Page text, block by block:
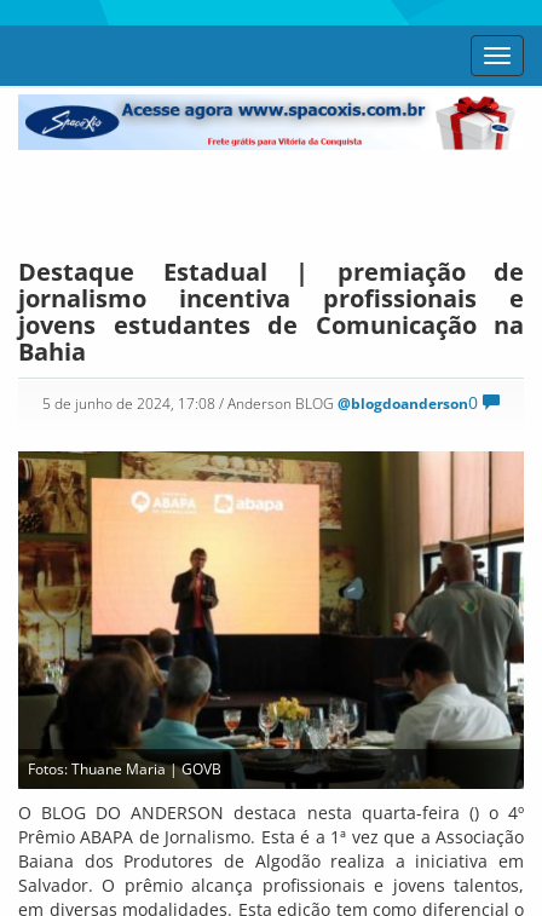
Destaque Estadual | premiação de
jornalismo incentiva profissionais e
jovens estudantes de Comunicação na
Bahia
0
5 de junho de 2024, 17:08 / Anderson BLOG @blogdoanderson
Fotos: Thuane Maria | GOVB
O BLOG DO ANDERSON destaca nesta quarta-feira () o 4º
Prêmio ABAPA de Jornalismo. Esta é a 1ª vez que a Associação
Baiana dos Produtores de Algodão realiza a iniciativa em
Salvador. O prêmio alcança profissionais e jovens talentos,
em diversas modalidades. Esta edição tem como diferencial o